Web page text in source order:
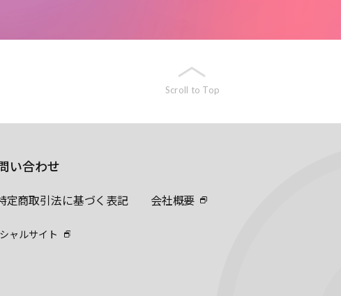
Scroll to Top
い合わせ
定商取引法に基づく表記 会社概要
ャルサイト